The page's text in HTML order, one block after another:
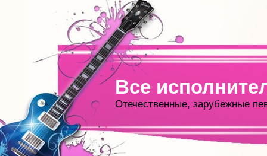
Все
Отечественные, зарубежные